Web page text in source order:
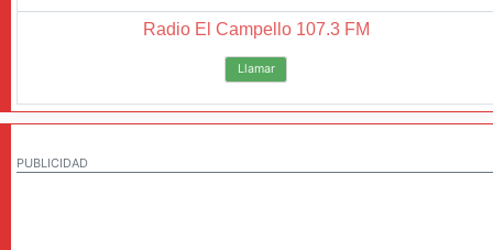
Radio El Campello 107.3 FM
Llamar
PUBLICIDAD